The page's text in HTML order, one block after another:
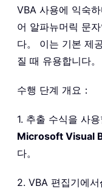
VBA 사용에 익숙
어 알파뉴머릭 문
다。 이는 기본 제
질 때 유용합니다。
수행 단계 개요：
1. 추출 수식을 사
Microsoft Visual
다。
2. VBA 편집기에서